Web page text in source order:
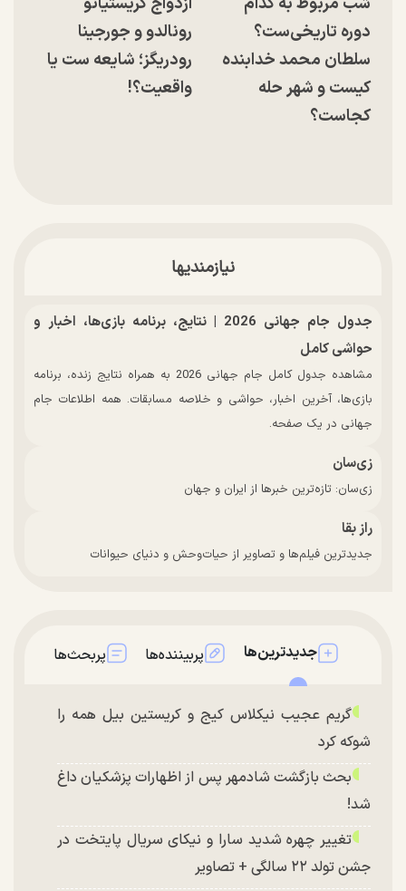
دوره تاریخی‌ست؟
سلطان محمد خدابنده
کیست و شهر حله
کجاست؟
رونالدو و جورجینا
رودریگز؛ شایعه ست یا
واقعیت؟!
نیازمندیها
جدول جام جهانی 2026 | نتایج، برنامه بازی‌ها، اخبار و
حواشی کامل
مشاهده جدول کامل جام جهانی 2026 به همراه نتایج زنده، برنامه
بازی‌ها، آخرین اخبار، حواشی و خلاصه مسابقات. همه اطلاعات جام
جهانی در یک صفحه.
زی‌سان
زی‌سان: تازه‌ترین خبرها از ایران و جهان
راز بقا
جدیدترین فیلم‌ها و تصاویر از حیات‌وحش و دنیای حیوانات
جدیدترین‌ها پربیننده‌ها پربحث‌ها
گریم عجیب نیکلاس کیج و کریستین بیل همه را
شوکه کرد
بحث بازگشت شادمهر پس از اظهارات پزشکیان داغ
شد!
تغییر چهره شدید سارا و نیکای سریال پایتخت در
جشن تولد ۲۲ سالگی + تصاویر